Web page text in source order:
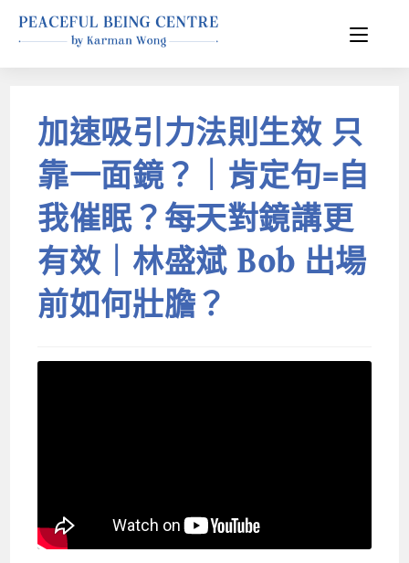
加速吸引力法則生效 只
靠一面鏡？｜肯定句=自
我催眠？每天對鏡講更
有效｜林盛斌 Bob 出場
前如何壯膽？